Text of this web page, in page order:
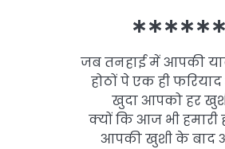
∗∗∗∗∗∗
जब तनहाई में आपकी
होठों पे एक ही
खुदा आपको हर
क्यों कि आज भी हमारी
आपकी खुशी के बाद